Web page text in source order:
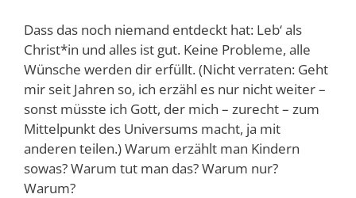
Dass das noch niemand entdeckt hat: Leb‘ als
Christ*in und alles ist gut. Keine Probleme, alle
Wünsche werden dir erfüllt. (Nicht verraten: Geht
mir seit Jahren so, ich erzähl es nur nicht weiter –
sonst müsste ich Gott, der mich – zurecht – zum
Mittelpunkt des Universums macht, ja mit
anderen teilen.)Warum erzählt man Kindern
sowas? Warum tut man das? Warum nur?
Warum?